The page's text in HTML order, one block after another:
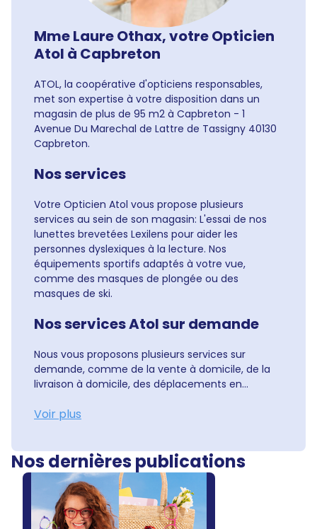
Mme Laure Othax, votre Opticien
Atol à Capbreton
ATOL, la coopérative d'opticiens responsables,
met son expertise à votre disposition dans un
magasin de plus de 95 m2 à Capbreton - 1
Avenue Du Marechal de Lattre de Tassigny 40130
Capbreton.
Nos services
Votre Opticien Atol vous propose plusieurs
services au sein de son magasin: L'essai de nos
lunettes brevetées Lexilens pour aider les
personnes dyslexiques à la lecture. Nos
équipements sportifs adaptés à votre vue,
comme des masques de plongée ou des
masques de ski.
Nos services Atol sur demande
Nous vous proposons plusieurs services sur
demande, comme de la vente à domicile, de la
livraison à domicile, des déplacements en...
Voir plus
Nos dernières publications